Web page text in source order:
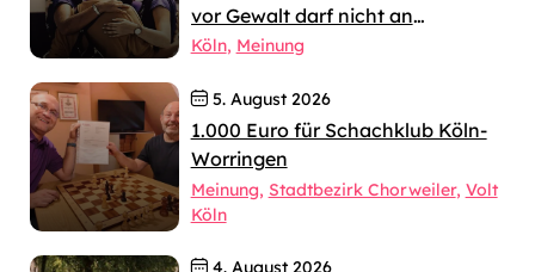
vor Gewalt darf nicht an
jahrelangen Verfahren scheitern
Köln Meinung
5. August 2026
1.000 Euro für Schachklub Köln-
Worringen
Meinung Stadtbezirk Chorweiler Volt
Köln
4. August 2026